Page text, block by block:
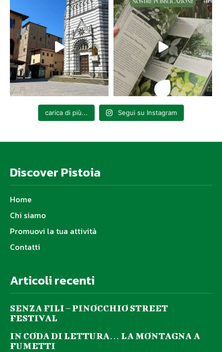
carica di più... Segui su Instagram
Discover Pistoia
Home
Chi siamo
Promuovi la tua attività
Contatti
Articoli recenti
SENZA FILI – PINOCCHIO STREET
FESTIVAL
IN CODA DI LETTURA… LA MONTAGNA A
FUMETTI